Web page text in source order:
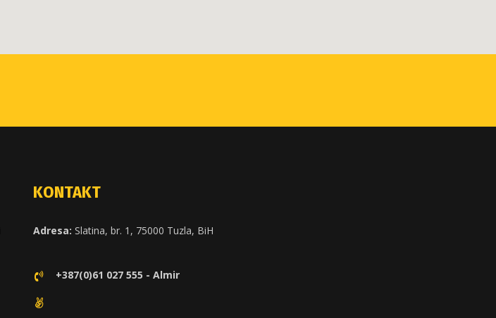
KONTAKT
Adresa: Slatina, br. 1, 75000 Tuzla, BiH
+387(0)61 027 555 - Almir